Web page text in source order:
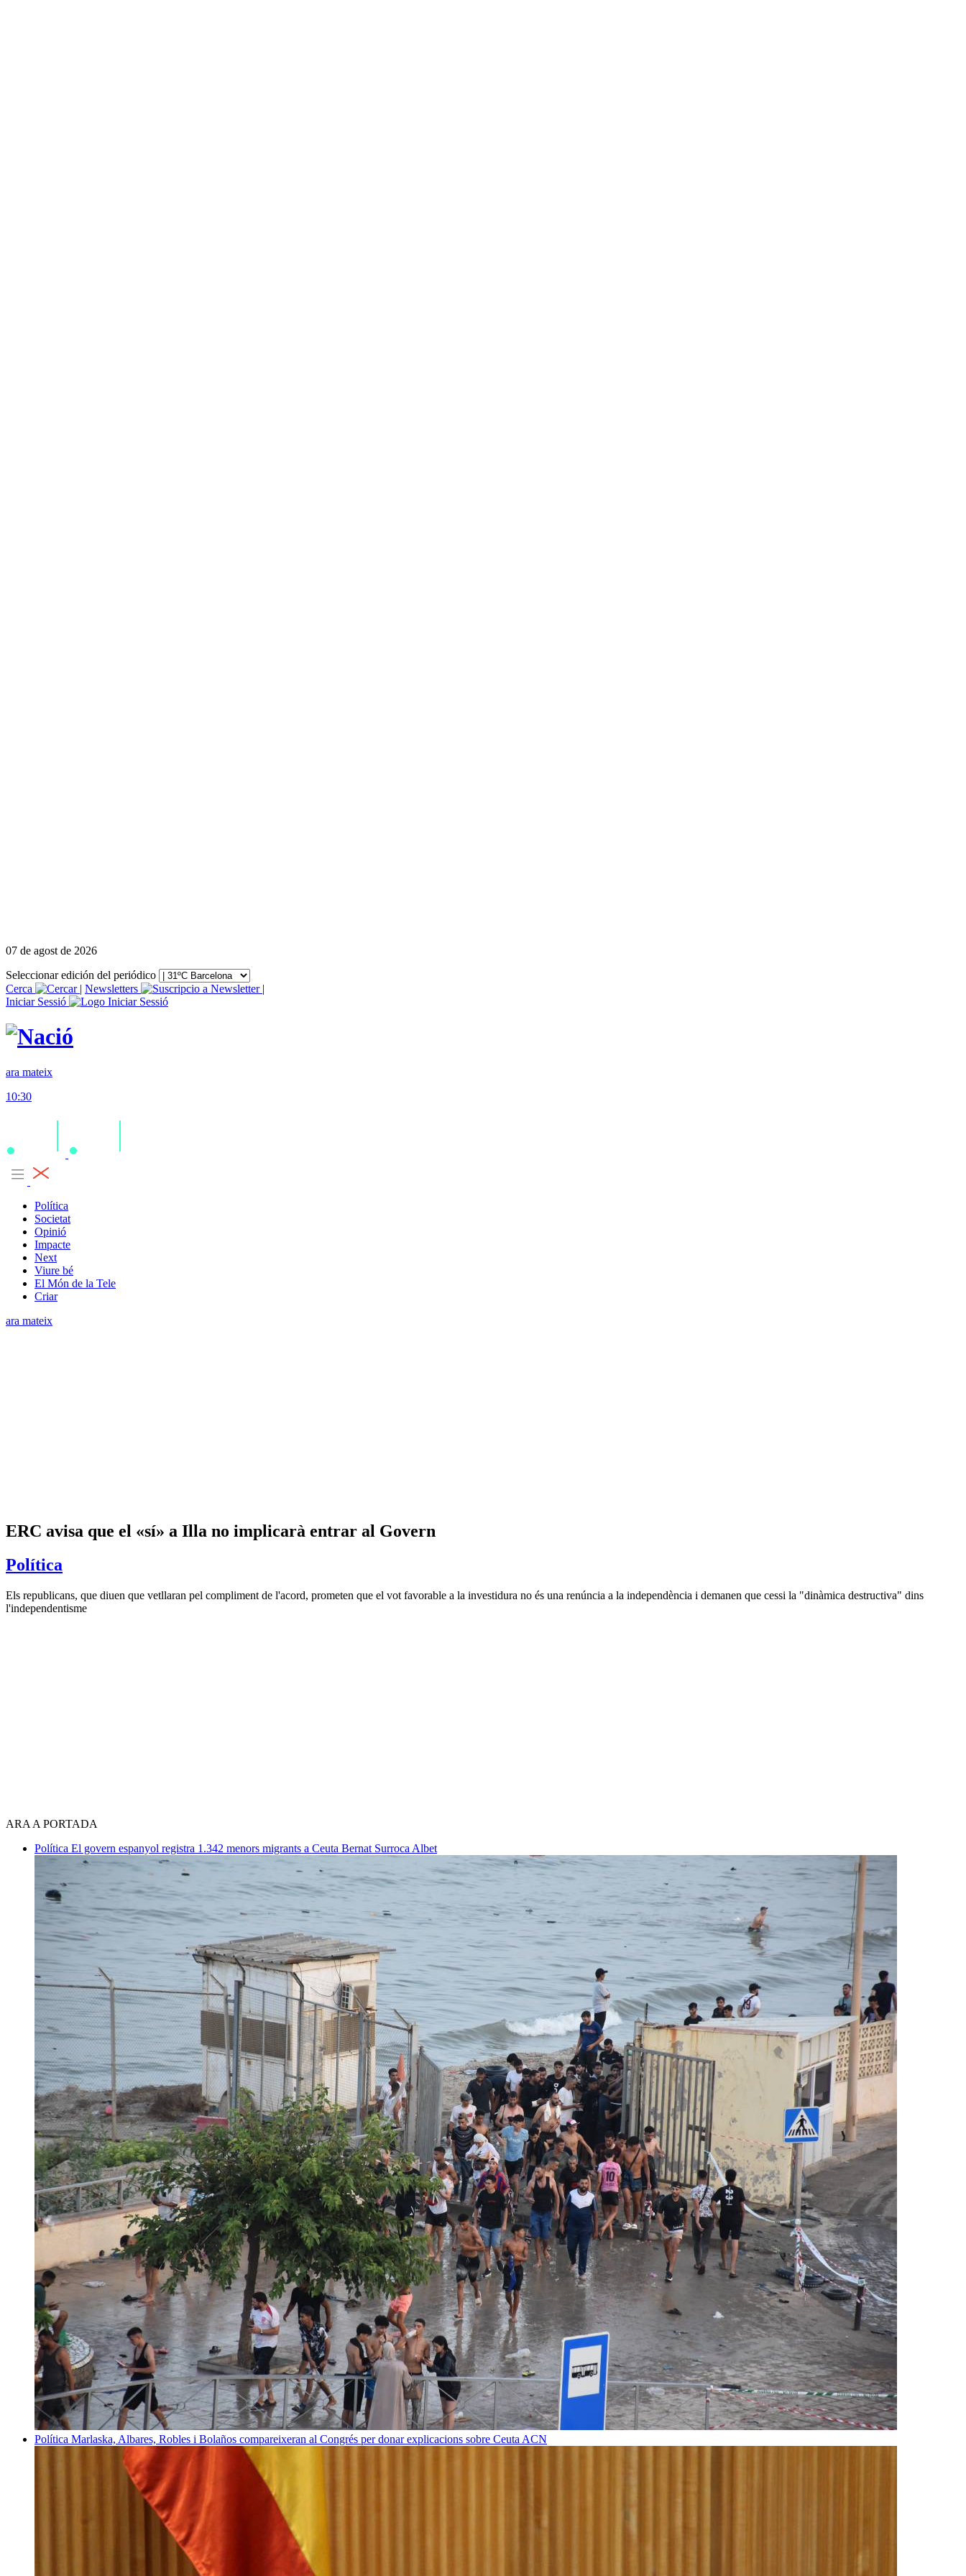
07 de agost de 2026
Seleccionar edición del periódico
Cerca
| Newsletters
|
Iniciar Sessió
ara mateix
10:30
Política
Societat
Opinió
Impacte
Next
Viure bé
El Món de la Tele
Criar
ara mateix
ERC avisa que el «sí» a Illa no implicarà entrar al Govern
Política
Els republicans, que diuen que vetllaran pel compliment de l'acord, prometen que el vot favorable a la investidura no és una renúncia a la independència i demanen que cessi la "dinàmica destructiva" dins
l'independentisme
ARA A PORTADA
Política El govern espanyol registra 1.342 menors migrants a Ceuta Bernat Surroca Albet
Política Marlaska, Albares, Robles i Bolaños compareixeran al Congrés per donar explicacions sobre Ceuta ACN